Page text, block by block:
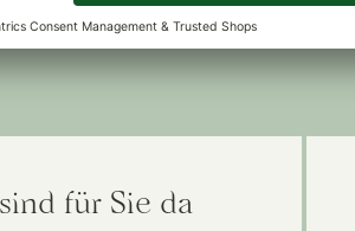
Pflanzen-Kölle Gartencenter GmbH & Co. KG.
für Sie da